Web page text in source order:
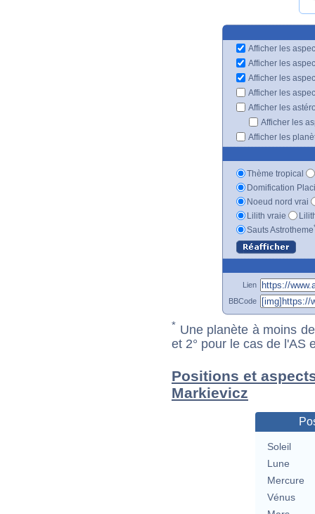
Afficher les
Afficher les
Afficher les
Afficher les
Afficher les
Afficher les
Afficher les
Thème tropical
Domification
Noeud nord vrai
Lilith vraie
Sauts Astrotheme
Lien
BBCode
* Une planète à moins
et 2° pour le cas de l'AS
Positions et
Markievicz
Soleil
Lune
Mercure
Vénus